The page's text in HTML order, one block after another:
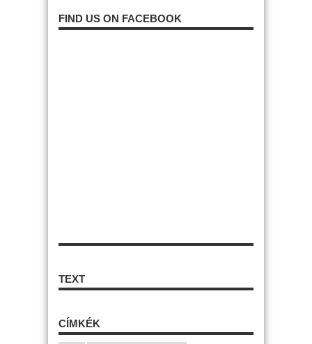
FIND US ON FACEBOOK
TEXT
CÍMKÉK